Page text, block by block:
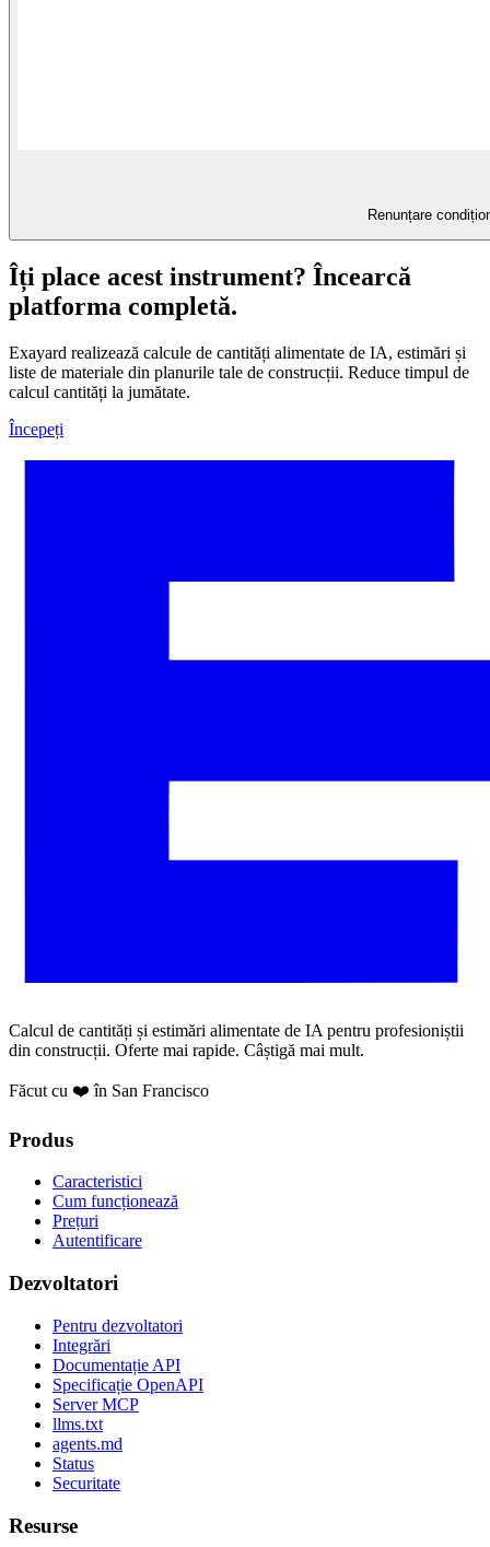
Renunțare
Îți place acest instrument? Încearcă
platforma completă.
Exayard realizează calcule de cantități alimentate de IA, estimări și
liste de materiale din planurile tale de construcții. Reduce timpul de
calcul cantități la jumătate.
Începeți
Calcul de cantități și estimări alimentate de IA pentru profesioniștii
din construcții. Oferte mai rapide. Câștigă mai mult.
Făcut cu ❤️ în San Francisco
Produs
Caracteristici
Cum funcționează
Prețuri
Autentificare
Dezvoltatori
Pentru dezvoltatori
Integrări
Documentație API
Specificație OpenAPI
Server MCP
llms.txt
agents.md
Status
Securitate
Resurse